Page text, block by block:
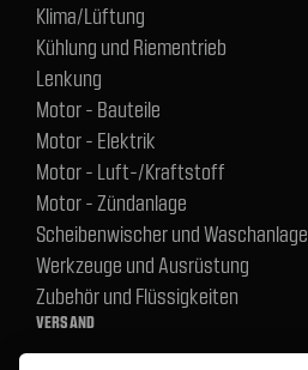
Klima/Lüftung
Kühlung und Riementrieb
Lenkung
Motor - Bauteile
Motor - Elektrik
Motor - Luft-/Kraftstoff
Motor - Zündanlage
Scheibenwischer und Waschanlage
Werkzeuge und Ausrüstung
Zubehör und Flüssigkeiten
VERSAND